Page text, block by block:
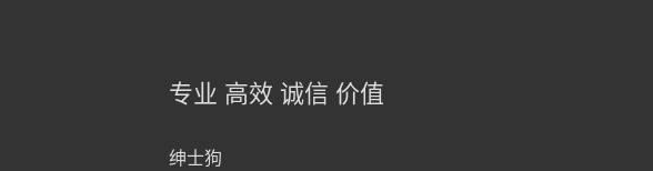
专业 高效 诚信 价值
绅士狗